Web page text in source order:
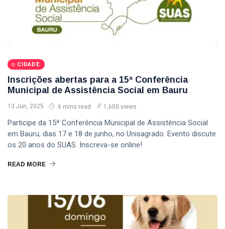
CIDADE
Inscrições abertas para a 15ª Conferência
Municipal de Assistência Social em Bauru
13 Jun, 2025 6 mins read 1,600 views
Participe da 15ª Conferência Municipal de Assistência Social
em Bauru, dias 17 e 18 de junho, no Unisagrado. Evento discute
os 20 anos do SUAS. Inscreva-se online!
READ MORE